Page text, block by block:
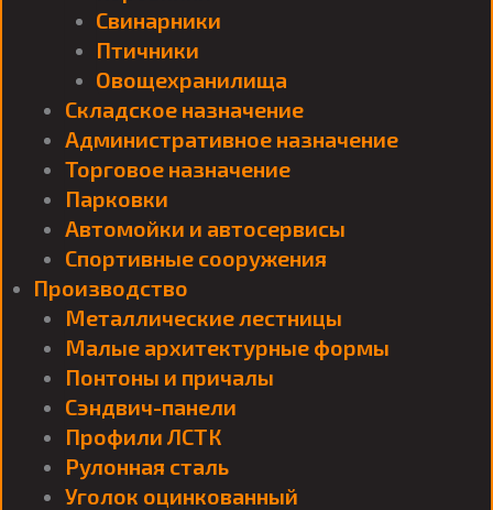
Свинарники
Птичники
Овощехранилища
Складское назначение
Административное назначение
Торговое назначение
Парковки
Автомойки и автосервисы
Спортивные сооружения
Производство
Металлические лестницы
Малые архитектурные формы
Понтоны и причалы
Сэндвич-панели
Профили ЛСТК
Рулонная сталь
Уголок оцинкованный